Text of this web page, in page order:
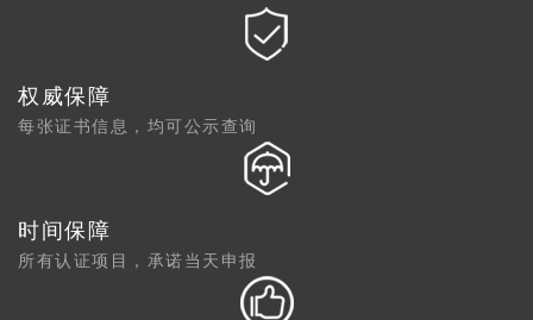
权威保障
每张证书信息，均可公示查询
时间保障
所有认证项目，承诺当天申报